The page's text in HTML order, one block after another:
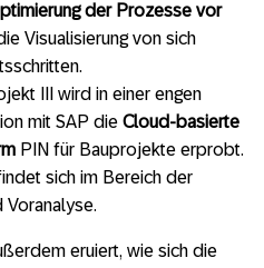
der Prozesse vor
Visualisierung von sich
III wird in einer engen
mit SAP die Cloud-basierte
PIN für Bauprojekte erprobt.
sich im Bereich der
Voranalyse.
eruiert, wie sich die